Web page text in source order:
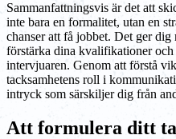
Sammanfattningsvis är det att
inte bara en formalitet, utan en
chanser att få jobbet. Det ger
förstärka dina kvalifikationer
intervjuaren. Genom att förstå
tacksamhetens roll i
intryck som särskiljer dig från
Att formulera ditt